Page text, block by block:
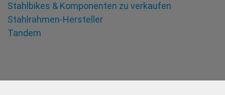
Stahlbikes & Komponenten zu verkaufen
Stahlrahmen-Hersteller
Tandem